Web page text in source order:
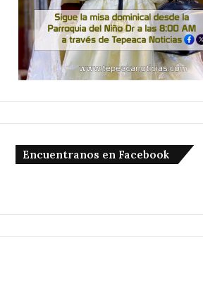
Encuentranos en Facebook